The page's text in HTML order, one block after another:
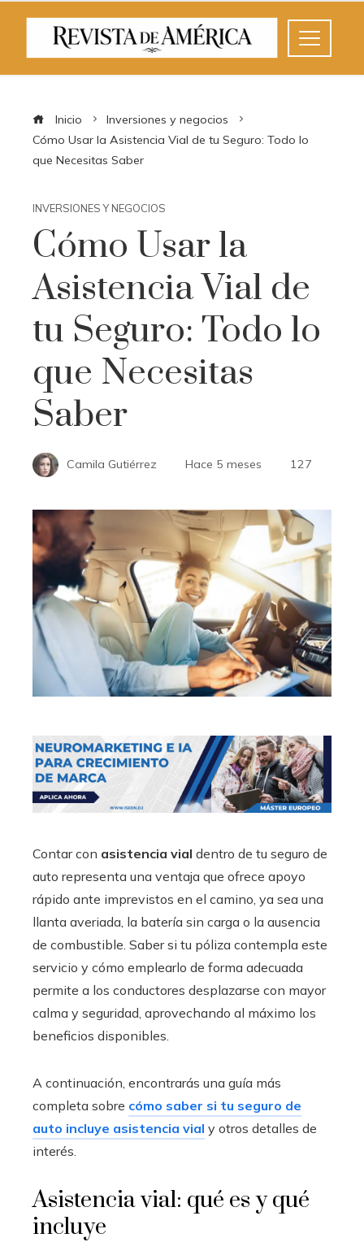
Inicio
Inversiones y negocios
Cómo Usar la Asistencia Vial de tu Seguro: Todo lo
que Necesitas Saber
INVERSIONES Y NEGOCIOS
Cómo Usar la
Asistencia Vial de
tu Seguro: Todo lo
que Necesitas
Saber
Camila Gutiérrez Hace 5 meses 127
Contar con asistencia vial dentro de tu seguro de
auto representa una ventaja que ofrece apoyo
rápido ante imprevistos en el camino, ya sea una
llanta averiada, la batería sin carga o la ausencia
de combustible. Saber si tu póliza contempla este
servicio y cómo emplearlo de forma adecuada
permite a los conductores desplazarse con mayor
calma y seguridad, aprovechando al máximo los
beneficios disponibles.
A continuación, encontrarás una guía más
completa sobre cómo saber si tu seguro de
auto incluye asistencia vial y otros detalles de
interés.
Asistencia vial: qué es y qué
incluye